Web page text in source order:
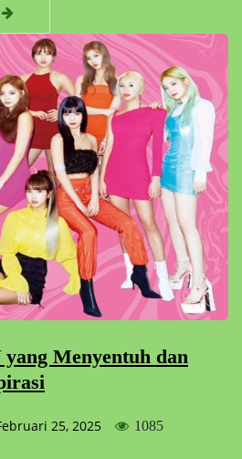
Menyentuh dan
25, 2025 1085